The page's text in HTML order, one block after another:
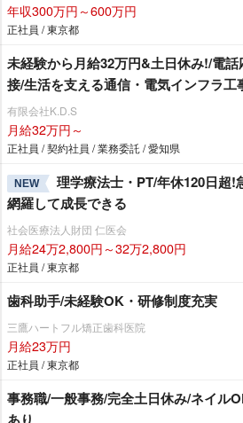
年収300万円～600万円
正社員 / 東京都
未経験から月給32万円&土日休み!/電
接/生活を支える通信・電気インフラ工
有限会社K.D.S
月給32万円～
正社員 / 契約社員 / 業務委託 / 愛知県
NEW
理学療法士・PT/年休120日超!
網羅して成長できる
社会医療法人財団 仁医会
月給24万2,800円～32万2,800円
正社員 / 東京都
歯科助手/未経験OK・研修制度充実
三鷹ハートフル矯正歯科医院
月給23万円
正社員 / 東京都
事務職/一般事務/完全土日休み/ネイル